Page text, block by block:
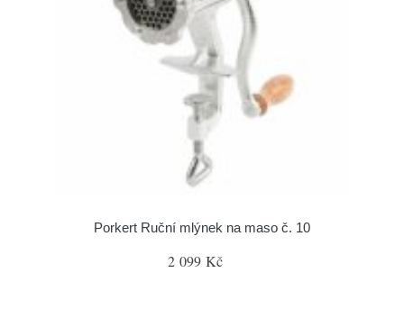
Porkert Ruční mlýnek na maso č. 10
2 099 Kč